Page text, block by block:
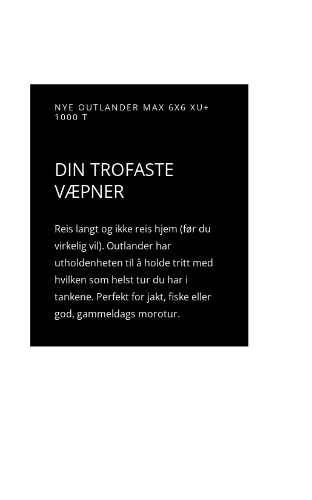
NYE OUTLANDER MAX 6X6 XU+
1000 T
DIN TROFASTE
VÆPNER
Reis langt og ikke reis hjem (før du
virkelig vil). Outlander har
utholdenheten til å holde tritt med
hvilken som helst tur du har i
tankene. Perfekt for jakt, fiske eller
god, gammeldags morotur.